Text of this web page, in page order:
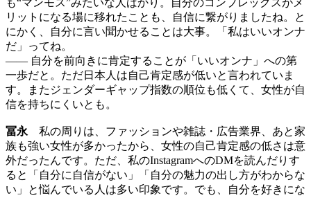
も“マンモス”みたいな人ばかり。自分のコンプレックスがメ
リットになる場に移れたことも、自信に繋がりましたね。と
にかく、自分に言い聞かせることは大事。「私はいいオンナ
だ」ってね。
—— 自分を前向きに肯定することが「いいオンナ」への第
一歩だと。ただ日本人は自己肯定感が低いと言われていま
す。またジェンダーギャップ指数の順位も低くて、女性が自
信を持ちにくいとも。
冨永私の周りは、ファッションや雑誌・広告業界、あと家
族も強い女性が多かったから、女性の自己肯定感の低さは意
外だったんです。ただ、私のInstagramへのDMを読んだりす
ると「自分に自信がない」「自分の魅力の出し方がわからな
い」と悩んでいる人は多い印象です。でも、自分を好きにな